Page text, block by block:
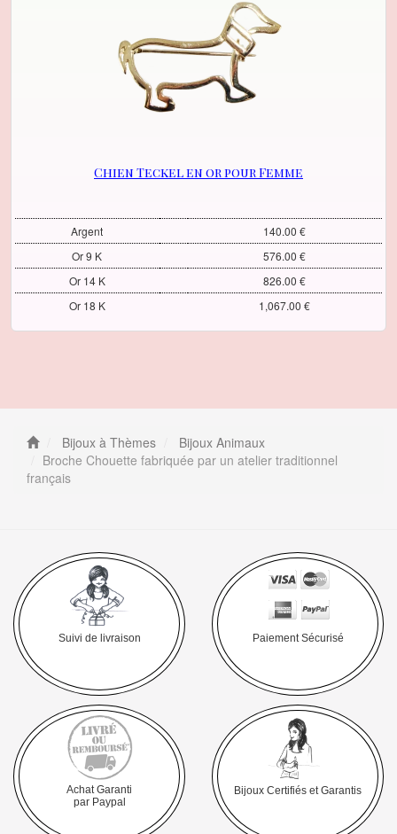
Chien Teckel en or pour Femme
Argent
140.00 €
Or 9 K
576.00 €
Or 14 K
826.00 €
Or 18 K
1,067.00 €
Bijoux à Thèmes
Bijoux Animaux
Broche Chouette fabriquée par un atelier traditionnel
français
Suivi de livraison Paiement Sécurisé
Achat Garanti
par Paypal
Bijoux Certifiés et Garantis